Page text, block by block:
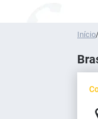
Início/